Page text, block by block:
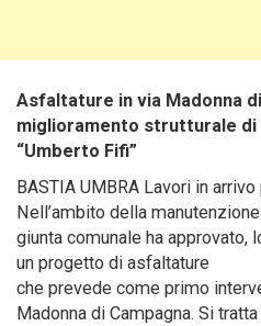
Asfaltature in via Madonna
miglioramento strutturale di
“Umberto Fifi”
BASTIA UMBRA Lavori in
Nell’ambito della
giunta comunale ha
un progetto di asfaltature
che prevede come primo
Madonna di Campagna. Si